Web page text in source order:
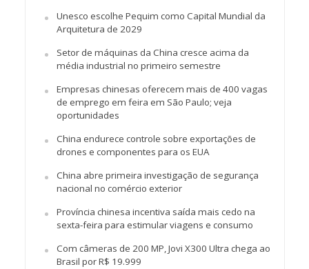
Unesco escolhe Pequim como Capital Mundial da
Arquitetura de 2029
Setor de máquinas da China cresce acima da
média industrial no primeiro semestre
Empresas chinesas oferecem mais de 400 vagas
de emprego em feira em São Paulo; veja
oportunidades
China endurece controle sobre exportações de
drones e componentes para os EUA
China abre primeira investigação de segurança
nacional no comércio exterior
Província chinesa incentiva saída mais cedo na
sexta-feira para estimular viagens e consumo
Com câmeras de 200 MP, Jovi X300 Ultra chega ao
Brasil por R$ 19.999